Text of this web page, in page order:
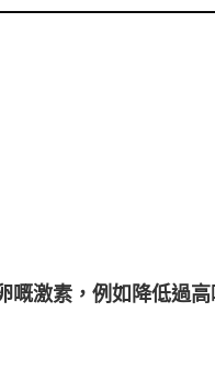
嘅激素，例如降低過